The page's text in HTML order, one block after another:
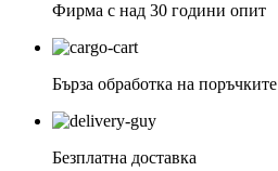
Фирма с над 30 години опит
Бърза обработка на поръчките
Безплатна доставка